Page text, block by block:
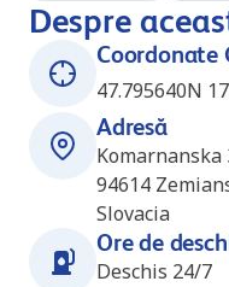
Despre
Coordonate
47.795640N
Adresă
Komarnanska
94614
Slovacia
Ore de
Deschis 24/7